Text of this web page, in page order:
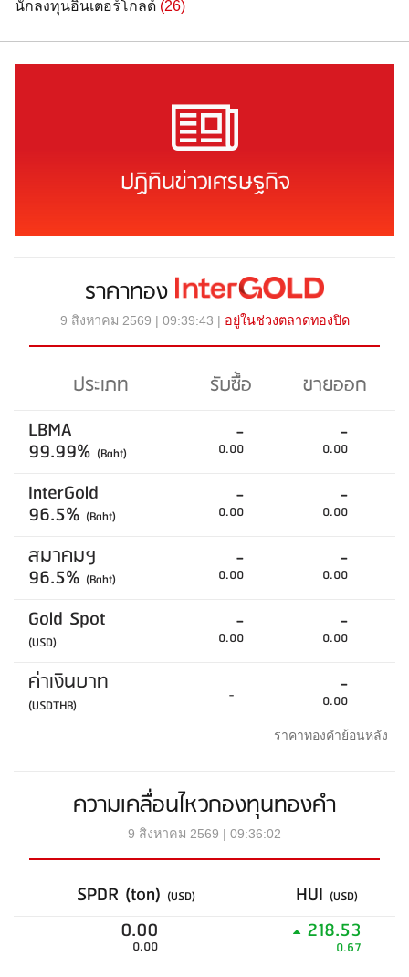
นักลงทุนอินเตอร์โกลด์ (26)
ปฏิทินข่าวเศรษฐกิจ
ราคาทอง
9 สิงหาคม 2569 | 09:39:43 | อยู่ในช่วงตลาดทองปิด
ประเภท รับซื้อ
ขายออก
LBMA
99.99% (Baht)
-
0.00
-
0.00
InterGold
96.5% (Baht)
-
0.00
-
0.00
สมาคมฯ
96.5% (Baht)
-
0.00
-
0.00
Gold Spot
(USD)
-
0.00
-
0.00
ค่าเงินบาท
(USDTHB) - -
0.00
ราคาทองคำย้อนหลัง
ความเคลื่อนไหวกองทุนทองคำ
9 สิงหาคม 2569 | 09:36:02
SPDR (ton) (USD) HUI (USD)
0.00
0.00
218.53
0.67